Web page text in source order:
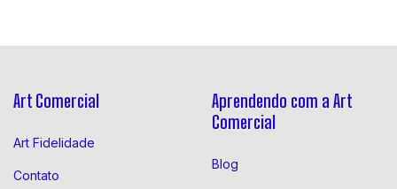
Art Comercial
Art Fidelidade
Contato
Aprendendo com a Art
Comercial
Blog